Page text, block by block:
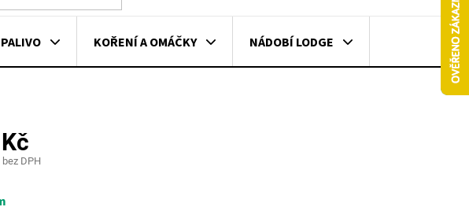
KOŠÍK
PALIVO KOŘENÍ A OMÁČKY NÁDOBÍ LODGE
DPH